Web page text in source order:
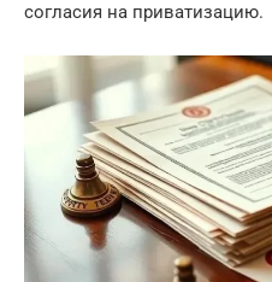
согласия на приватизацию.